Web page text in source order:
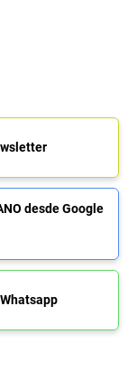
desde Google